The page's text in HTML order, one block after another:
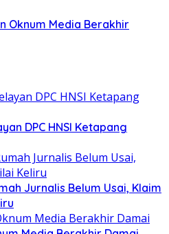
Oknum Media Berakhir
DPC HNSI Ketapang
Jurnalis Belum Usai, Klaim